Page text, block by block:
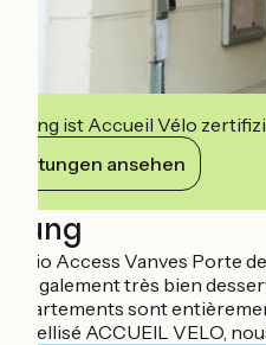
ist Accueil Vélo
ansehen
Access Vanves Porte
est également très bien
appartements sont
Labellisé ACCUEIL VELO,